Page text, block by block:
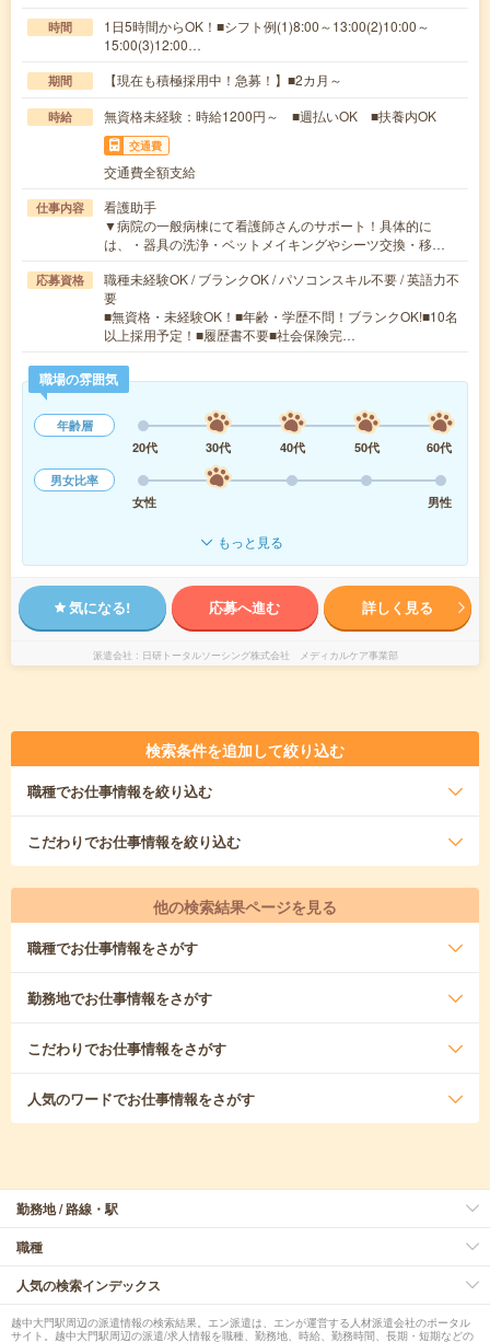
時間
1日5時間からOK！■シフト例(1)8:00～13:00(2)10:00～
15:00(3)12:00…
期間 【現在も積極採用中！急募！】■2カ月～
時給 無資格未経験：時給1200円～ ■週払いOK ■扶養内OK
交通費
交通費全額支給
仕事内容
看護助手
▼病院の一般病棟にて看護師さんのサポート！具体的に
は、・器具の洗浄・ベットメイキングやシーツ交換・移…
応募資格
職種未経験OK / ブランクOK / パソコンスキル不要 / 英語力不
要
■無資格・未経験OK！■年齢・学歴不問！ブランクOK!■10名
以上採用予定！■履歴書不要■社会保険完…
職場の雰囲気
年齢層
20代
30代 40代 50代
60代
男女比率
女性
男性
もっと見る
気になる! 応募へ進む 詳しく見る
派遣会社 日研トータルソーシング株式会社 メディカルケア事業部
検索条件を追加して絞り込む
職種でお仕事情報を絞り込む
こだわりでお仕事情報を絞り込む
他の検索結果ページを見る
職種でお仕事情報をさがす
勤務地でお仕事情報をさがす
こだわりでお仕事情報をさがす
人気のワードでお仕事情報をさがす
勤務地 / 路線・駅
職種
人気の検索インデックス
越中大門駅周辺の派遣情報の検索結果。エン派遣は、エンが運営する人材派遣会社のポータル
サイト。越中大門駅周辺の派遣/求人情報を職種、勤務地、時給、勤務時間、長期・短期などの